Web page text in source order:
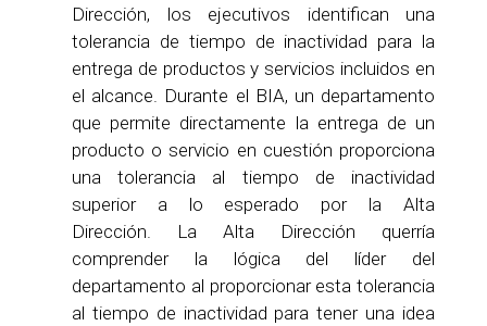
Dirección, los ejecutivos identifican una
tolerancia de tiempo de inactividad para la
entrega de productos y servicios incluidos en
el alcance. Durante el BIA, un departamento
que permite directamente la entrega de un
producto o servicio en cuestión proporciona
una tolerancia al tiempo de inactividad
superior a lo esperado por la Alta
Dirección. La Alta Dirección querría
comprender la lógica del líder del
departamento al proporcionar esta tolerancia
al tiempo de inactividad para tener una idea